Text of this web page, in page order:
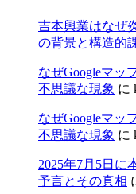
吉本興業はなぜ
の背景と構造的
なぜGoogleマッ
不思議な現象 に
なぜGoogleマッ
不思議な現象 に
2025年7月5日に
予言とその真相